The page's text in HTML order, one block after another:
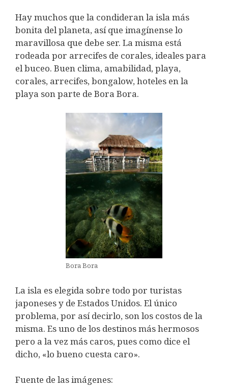
Hay muchos que la condideran la isla más
bonita del planeta, así que imagínense lo
maravillosa que debe ser. La misma está
rodeada por arrecifes de corales, ideales para
el buceo. Buen clima, amabilidad, playa,
corales, arrecifes, bongalow, hoteles en la
playa son parte de Bora Bora.
Bora Bora
La isla es elegida sobre todo por turistas
japoneses y de Estados Unidos. El único
problema, por así decirlo, son los costos de la
misma. Es uno de los destinos más hermosos
pero a la vez más caros, pues como dice el
dicho, «lo bueno cuesta caro».
Fuente de las imágenes: